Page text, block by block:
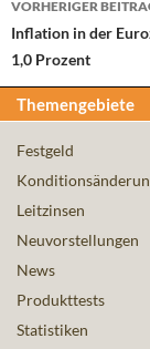
VORHERIGER
Inflation in der
1,0 Prozent
Themengebiete
Festgeld
Leitzinsen
Neuvorstellungen
News
Produkttests
Statistiken